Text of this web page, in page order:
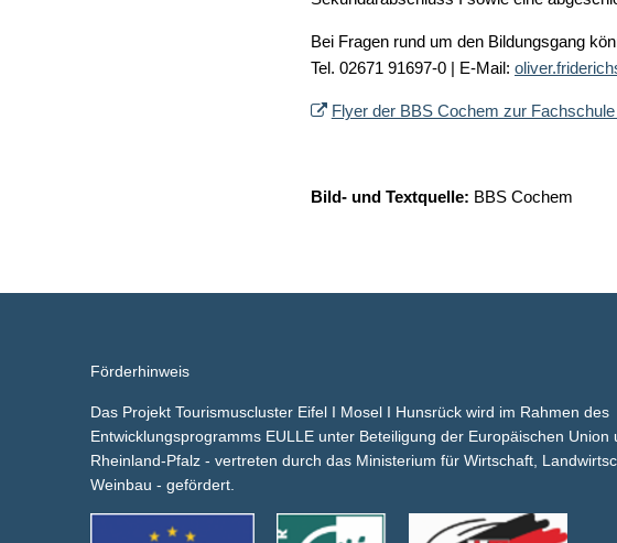
Bei Fragen rund um den Bildungsgang
Tel. 02671 91697-0 | E-Mail:
Flyer der BBS Cochem zur
Bild- und Textquelle: BBS Cochem
Förderhinweis
Das Projekt Tourismuscluster Eifel I Mosel I Hunsrück wird im Rahmen des
Entwicklungsprogramms EULLE unter Beteiligung der Europäischen Union
Rheinland-Pfalz - vertreten durch das Ministerium für Wirtschaft,
Weinbau - gefördert.